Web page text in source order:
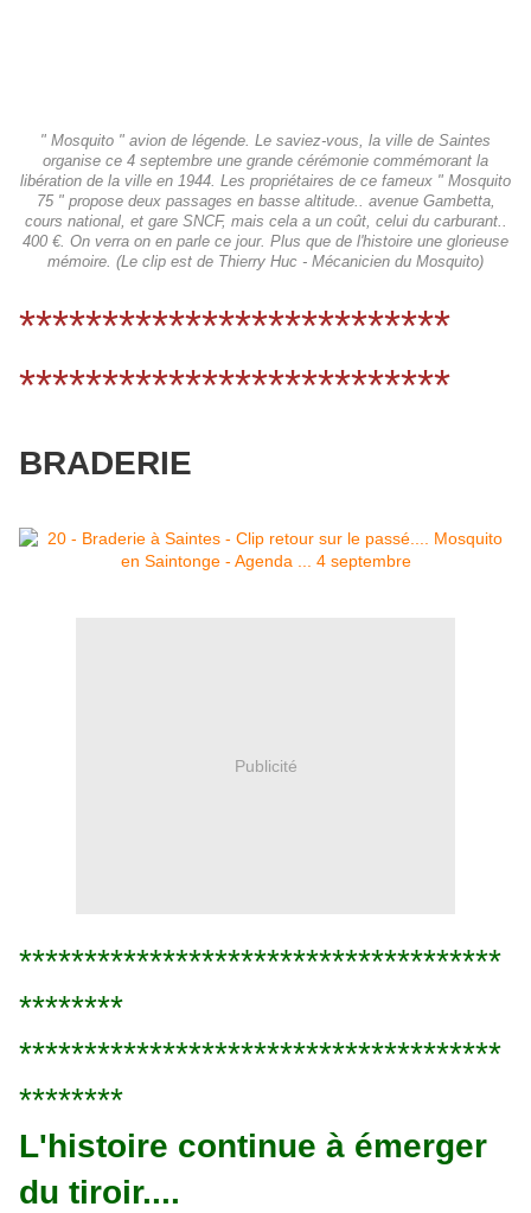
" Mosquito " avion de légende. Le saviez-vous, la ville de Saintes
organise ce 4 septembre une grande cérémonie commémorant la
libération de la ville en 1944. Les propriétaires de ce fameux " Mosquito
75 " propose deux passages en basse altitude.. avenue Gambetta,
cours national, et gare SNCF, mais cela a un coût, celui du carburant..
400 €. On verra on en parle ce jour. Plus que de l'histoire une glorieuse
mémoire. (Le clip est de Thierry Huc - Mécanicien du Mosquito)
**************************
**************************
BRADERIE
Publicité
*************************************
********
*************************************
********
L'histoire continue à émerger
du tiroir....